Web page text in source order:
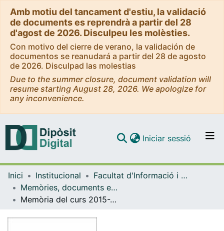
Amb motiu del tancament d'estiu, la validació
de documents es reprendrà a partir del 28
d'agost de 2026. Disculpeu les molèsties.
Con motivo del cierre de verano, la validación de
documentos se reanudará a partir del 28 de agosto
de 2026. Disculpad las molestias
Due to the summer closure, document validation will
resume starting August 28, 2026. We apologize for
any inconvenience.
Navega per tot el DD
Com publicar
Iniciar sessió (current)
Inici Institucional
Facultat d'Informació i Mitjans Audiovisuals
Memòries, documents estratègics i informes (Facultat d'Informació i Mitjans Audiovisuals)
Memòria del curs 2015-2016